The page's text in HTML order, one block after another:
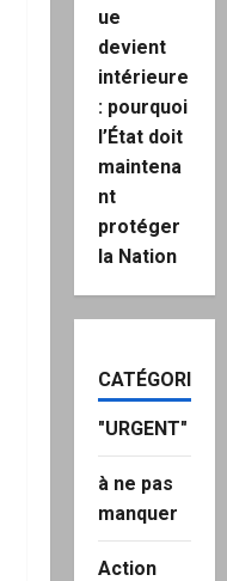
ue
devient
intérieure
: pourquoi
l’État doit
maintena
nt
protéger
la Nation
CATÉGORIES
"URGENT"
à ne pas
manquer
Action